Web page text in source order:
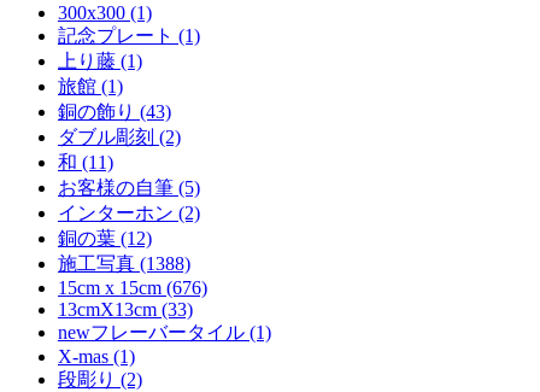
300x300 (1)
記念プレート (1)
上り藤 (1)
旅館 (1)
銅の飾り (43)
ダブル彫刻 (2)
和 (11)
お客様の自筆 (5)
インターホン (2)
銅の葉 (12)
施工写真 (1388)
15cm x 15cm (676)
13cmX13cm (33)
newフレーバータイル (1)
X-mas (1)
段彫り (2)